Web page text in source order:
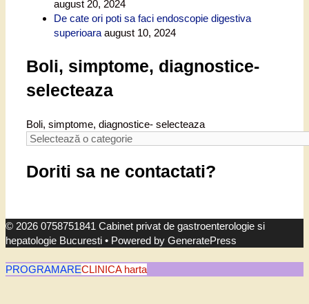
august 20, 2024
De cate ori poti sa faci endoscopie digestiva
superioara august 10, 2024
Boli, simptome, diagnostice-
selecteaza
Boli, simptome, diagnostice- selecteaza
Doriti sa ne contactati?
© 2026 0758751841 Cabinet privat de gastroenterologie si
hepatologie Bucuresti • Powered by GeneratePress
PROGRAMARECLINICA harta